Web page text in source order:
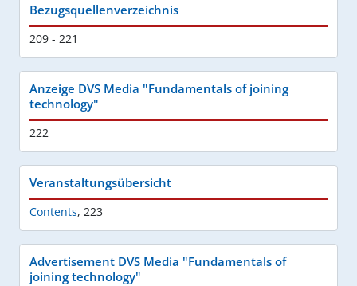
Bezugsquellenverzeichnis
209 - 221
Anzeige DVS Media "Fundamentals of joining
technology"
222
Veranstaltungsübersicht
Contents, 223
Advertisement DVS Media "Fundamentals of
joining technology"